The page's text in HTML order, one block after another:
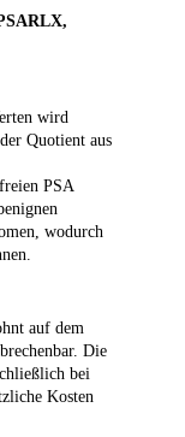
wird
Quotient aus
PSA
wodurch
auf dem
Die
bei
Kosten